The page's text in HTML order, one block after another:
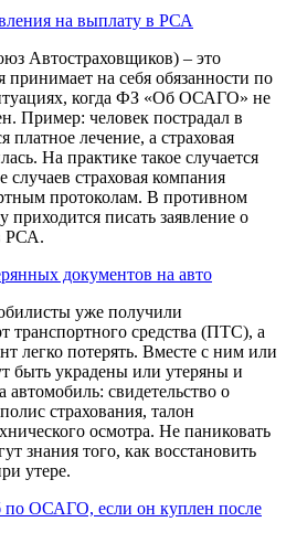
на выплату в РСА
Автостраховщиков) – это
принимает на себя обязанности по
когда ФЗ «Об ОСАГО» не
Пример: человек пострадал в
платное лечение, а страховая
На практике такое случается
случаев страховая компания
протоколам. В противном
приходится писать заявление о
РСА.
документов на авто
уже получили
транспортного средства (ПТС), а
легко потерять. Вместе с ним или
быть украдены или утеряны и
автомобиль: свидетельство о
страхования, талон
осмотра. Не паниковать
знания того, как восстановить
утере.
по ОСАГО, если он куплен после